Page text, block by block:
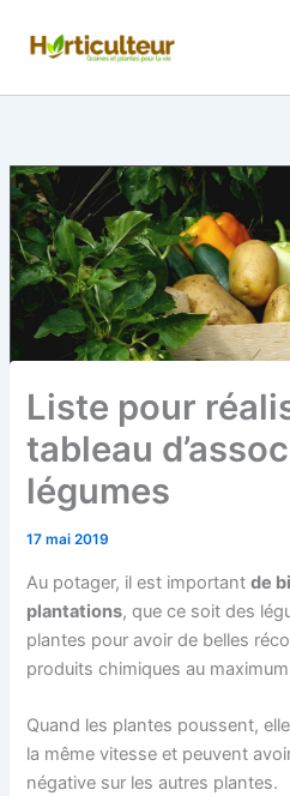
Liste pour
tableau
légumes
17 mai 2019
Au potager, il est importantde
plantations, que ce soit des
plantes pour avoir de belles
produits chimiques au
Quand les plantes poussent,
la même vitesse et peuvent
négative sur les autres plantes.